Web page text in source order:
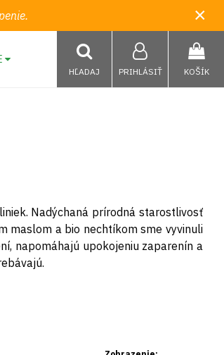
×
KOŠÍK
PRIHLÁSIŤ
HĽADAJ
Nadýchaná prírodná starostlivosť
maslom a bio nechtíkom sme vyvinuli
napomáhajú upokojeniu zaparenín a